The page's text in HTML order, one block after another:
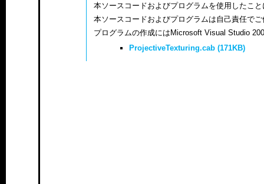
本ソースコードおよびプログラムを使用したこ
本ソースコードおよびプログラムは自己責任で
プログラムの作成にはMicrosoft Visual Studio
ProjectiveTexturing.cab (171KB)